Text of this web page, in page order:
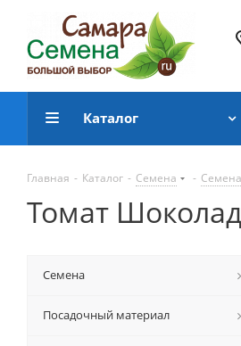
Каталог
Главная - Каталог - Семена -
Томат
Семена
Посадочный материал